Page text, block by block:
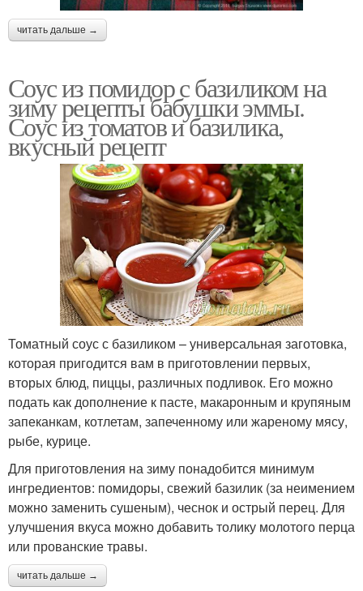
читать дальше →
Соус из помидор с базиликом на
зиму рецепты бабушки эммы.
Соус из томатов и базилика,
вкусный рецепт
Томатный соус с базиликом – универсальная заготовка,
которая пригодится вам в приготовлении первых,
вторых блюд, пиццы, различных подливок. Его можно
подать как дополнение к пасте, макаронным и крупяным
запеканкам, котлетам, запеченному или жареному мясу,
рыбе, курице.
Для приготовления на зиму понадобится минимум
ингредиентов: помидоры, свежий базилик (за неимением
можно заменить сушеным), чеснок и острый перец. Для
улучшения вкуса можно добавить толику молотого перца
или прованские травы.
читать дальше →